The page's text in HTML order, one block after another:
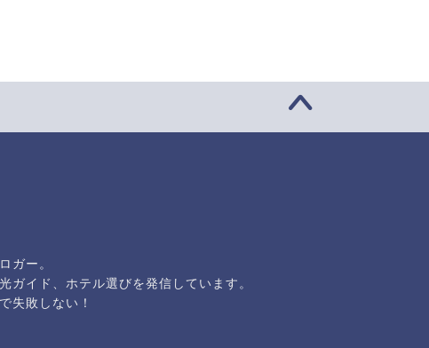
ガー。
ガイド、ホテル選びを発信しています。
失敗しない！